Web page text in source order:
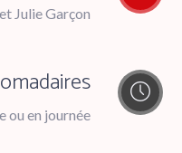
Julie Garçon
ou en journée